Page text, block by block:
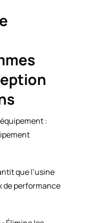
:
que l’usine
de performance